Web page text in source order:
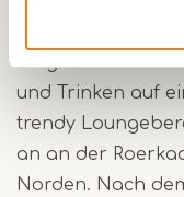
Möglichkeiten zur
und Trinken auf
trendy
an an der
Norden. Nach